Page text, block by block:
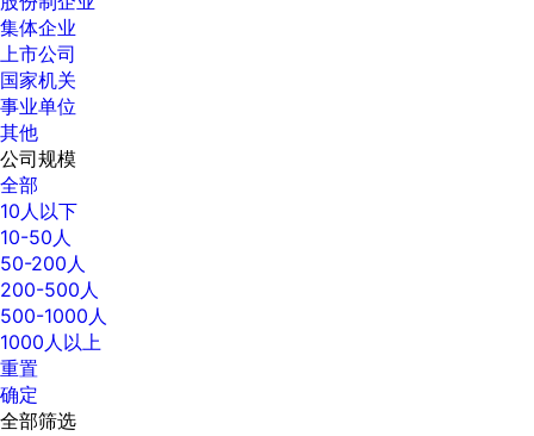
集体企业
上市公司
国家机关
事业单位
其他
公司规模
全部
10人以下
10-50人
50-200人
200-500人
500-1000人
1000人以上
重置
确定
全部筛选